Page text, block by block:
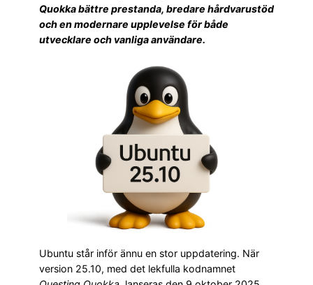
Quokka bättre prestanda, bredare hårdvarustöd
och en modernare upplevelse för både
utvecklare och vanliga användare.
Ubuntu står inför ännu en stor uppdatering. När
version 25.10, med det lekfulla kodnamnet